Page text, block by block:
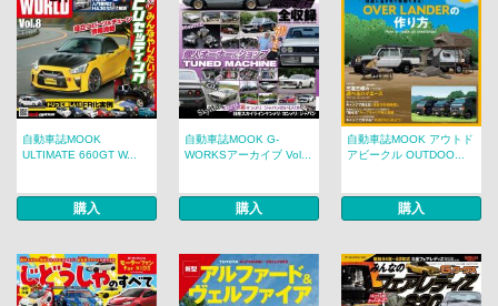
自動車誌MOOK
ULTIMATE 660GT W...
購入
自動車誌MOOK G-
WORKSアーカイブ Vol...
購入
自動車誌MOOK アウトド
アビークル OUTDOO...
購入